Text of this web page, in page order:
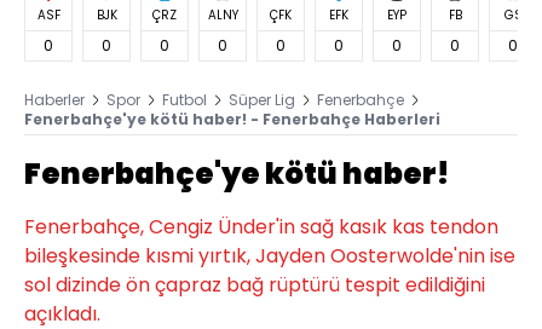
ASF
0
BJK
0
ÇRZ
0
ALNY
0
ÇFK
0
EFK
0
EYP
0
FB
0
GS
0
Haberler Spor Futbol Süper Lig
Fenerbahçe
Fenerbahçe'ye kötü haber! - Fenerbahçe Haberleri
Fenerbahçe'ye kötü haber!
Fenerbahçe, Cengiz Ünder'in sağ kasık kas tendon
bileşkesinde kısmi yırtık, Jayden Oosterwolde'nin ise
sol dizinde ön çapraz bağ rüptürü tespit edildiğini
açıkladı.